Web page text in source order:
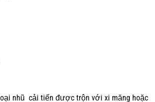
nhũ cải tiến được trộn với xi măng hoặc